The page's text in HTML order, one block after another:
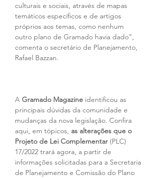
culturais e sociais, através de mapas
temáticos específicos e de artigos
próprios aos temas, como nenhum
outro plano de Gramado havia dado”,
comenta o secretário de Planejamento,
Rafael Bazzan.
A Gramado Magazine identificou as
principais dúvidas da comunidade e
mudanças da nova legislação. Confira
aqui, em tópicos, as alterações que o
Projeto de Lei Complementar (PLC)
17/2022 trará agora, a partir de
informações solicitadas para a Secretaria
de Planejamento e Comissão do Plano